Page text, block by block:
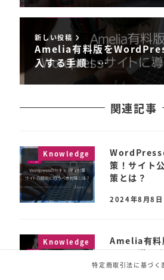
新しい投稿
Amelia有料版を
入する手順│…
関連記事
Knowledge
WordPress
策！サイト
策とは？
2024年8月8日
Knowledge
Amelia有
イトに導入
いて一歩一歩
特定商取引法に基づく